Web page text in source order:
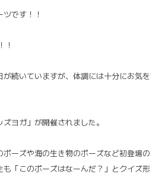
です！！
！
続いていますが、体調には十分にお気を
ヨガ」が開催されました。
ーズや海の生き物のポーズなど初登場の
「このポーズはなーんだ？」とクイズ形